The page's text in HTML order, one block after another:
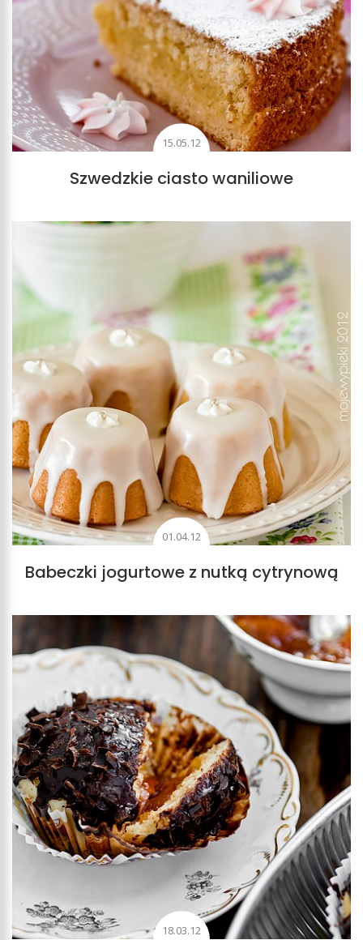
15.05.12
Szwedzkie ciasto waniliowe
01.04.12
Babeczki jogurtowe z nutką cytrynową
18.03.12